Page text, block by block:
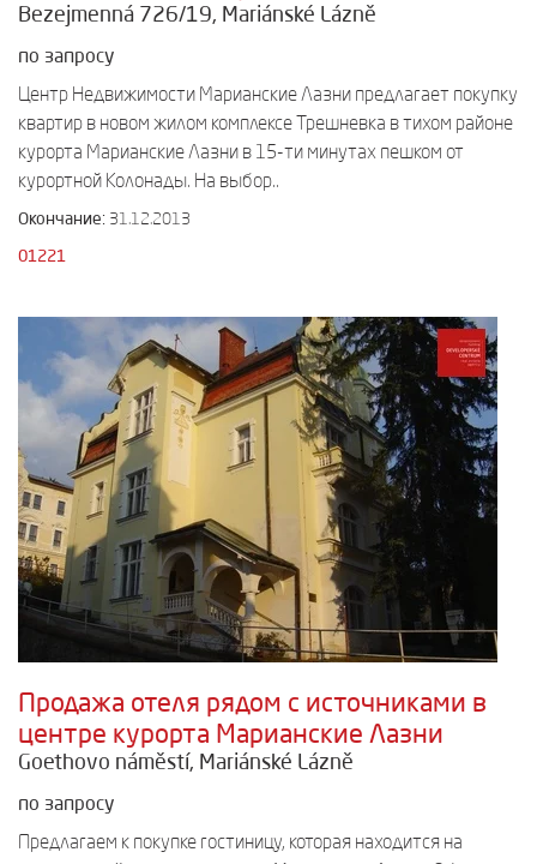
Bezejmenná 726/19, Mariánské Lázně
по запросу
Центр Недвижимости Марианские Лазни предлагает покупку
квартир в новом жилом комплексе Трешневка в тихом районе
курорта Марианские Лазни в 15-ти минутах пешком от
курортной Колонады. На выбор..
Окончание: 31.12.2013
01221
Продажа отеля рядом с источниками в
центре курорта Марианские Лазни
Goethovo náměstí, Mariánské Lázně
по запросу
Предлагаем к покупке гостиницу, которая находится на